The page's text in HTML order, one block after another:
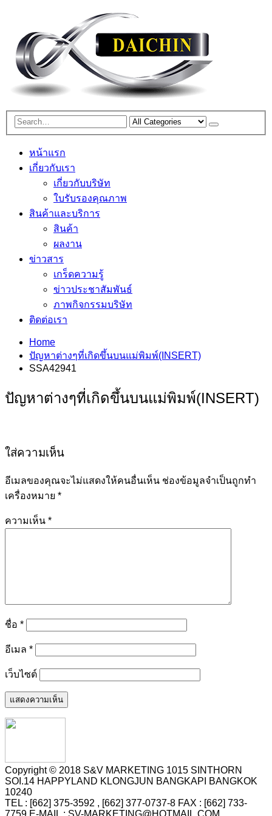
หน้าแรก
เกี่ยวกับเรา
เกี่ยวกับบริษัท
ใบรับรองคุณภาพ
สินค้าและบริการ
สินค้า
ผลงาน
ข่าวสาร
เกร็ดความรู้
ข่าวประชาสัมพันธ์
ภาพกิจกรรมบริษัท
ติดต่อเรา
Home
ปัญหาต่างๆที่เกิดขึ้นบนแม่พิมพ์(INSERT)
SSA42941
ปัญหาต่างๆที่เกิดขึ้นบนแม่พิมพ์(INSERT)
ใส่ความเห็น
อีเมลของคุณจะไม่แสดงให้คนอื่นเห็น ช่องข้อมูลจำเป็นถูกทำ
เครื่องหมาย *
ความเห็น *
ชื่อ *
อีเมล *
เว็บไซต์
Copyright © 2018 S&V MARKETING 1015 SINTHORN
SOI.14 HAPPYLAND KLONGJUN BANGKAPI BANGKOK
10240
TEL : [662] 375-3592 , [662] 377-0737-8 FAX : [662] 733-
7759 E-MAIL : SV-MARKETING@HOTMAIL.COM